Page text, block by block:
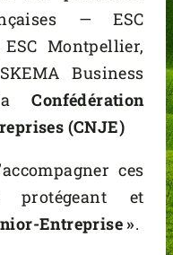
— ESC
Montpellier,
Business
laConfédération
(CNJE)
ces
protégeant et
Entreprise ».